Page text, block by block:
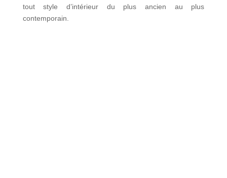
tout style d’intérieur du plus ancien au plus
contemporain.